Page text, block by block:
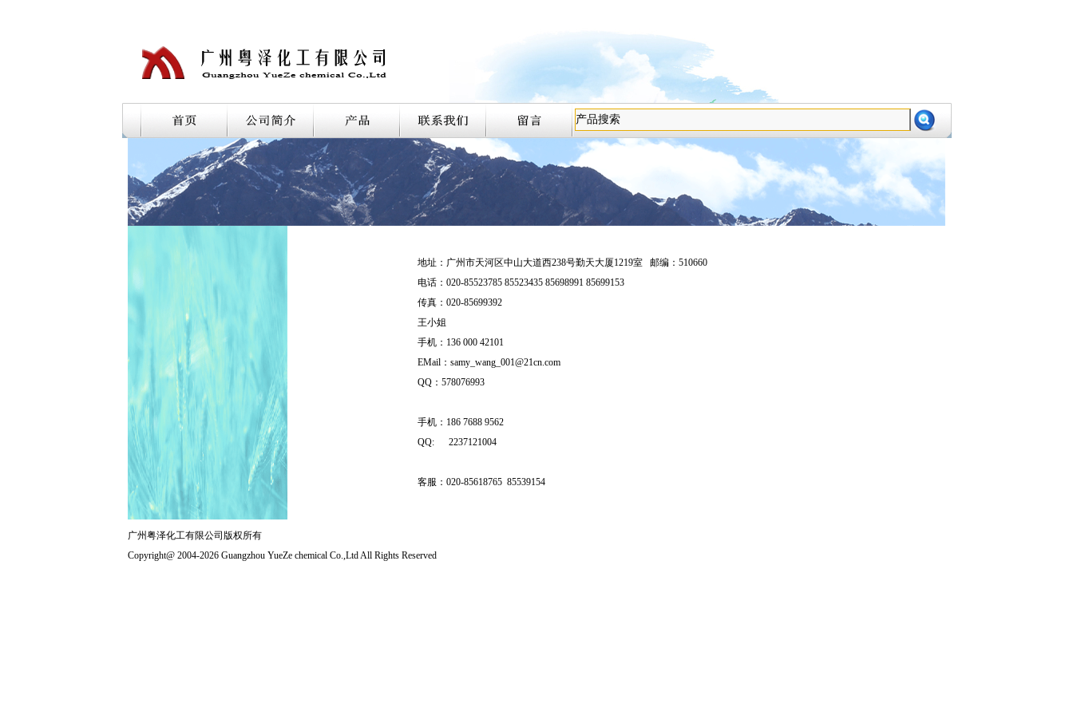
地址：广州市天河区中山大道西238号勤天大厦1219室 邮编：510660
电话：020-85523785 85523435 85698991 85699153
传真：020-85699392
王小姐
手机：136 000 42101
EMail：samy_wang_001@21cn.com
QQ：578076993
手机：186 7688 9562
QQ: 2237121004
客服：020-85618765 85539154
广州粤泽化工有限公司版权所有
Copyright@ 2004-2026 Guangzhou YueZe chemical Co.,Ltd All Rights Reserved